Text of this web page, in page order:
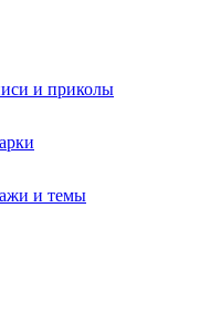
и приколы
и темы